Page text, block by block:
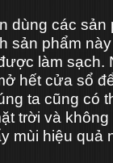
dùng các sản
sản phẩm
làm sạch.
hết cửa sổ
ta cũng có
trời và
mùi hiệu quả